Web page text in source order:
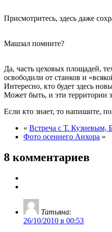
Присмотритесь, здесь даже
Машзал помните?
Да, часть цеховых площадей,
освободили от станков и
Интересно, кто будет здесь
Может быть, и эти территории
Если кто знает, то напишите,
« Встреча с Т. Кузиевым,
Фото осеннего Анхора »
8 комментариев
Татьяна:
26/10/2010 в 00:53